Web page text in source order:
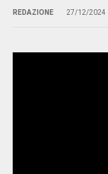
REDAZIONE 27/12/2024